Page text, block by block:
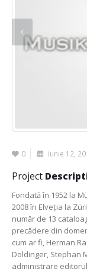
0 iunie 12,
Project
Fondată în 1952 la
2008 în Elveția la
număr de 13
precădere din
cum ar fi, Herman
Doldinger, Stephan
administrare